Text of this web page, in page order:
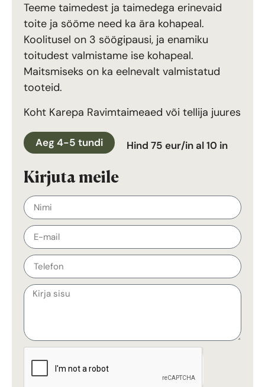
Teeme taimedest ja taimedega erinevaid
toite ja sööme need ka ära kohapeal.
Koolitusel on 3 söögipausi, ja enamiku
toitudest valmistame ise kohapeal.
Maitsmiseks on ka eelnevalt valmistatud
tooteid.
Koht Karepa Ravimtaimeaed või tellija juures
Aeg 4-5 tundi Hind 75 eur/in al 10 in
Kirjuta meile